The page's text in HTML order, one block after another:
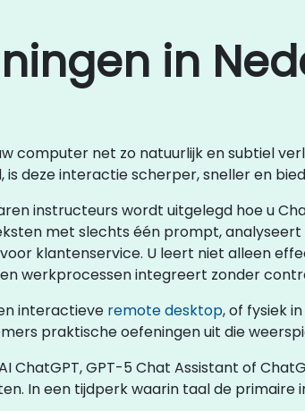
in
computer net zo natuurlijk en subtiel
is deze interactie scherper, sneller en
instructeurs wordt uitgelegd hoe u
met slechts één prompt,
klantenservice. U leert niet alleen
werkprocessen integreert zonder
interactieve remote desktop, of fysiek
praktische oefeningen uit die
ChatGPT, GPT-5 Chat Assistant of
In een tijdperk waarin taal de primaire